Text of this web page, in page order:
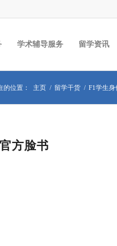
学术辅导服务 留学资讯
的位置： 主页 / 留学干货 / F1学生身
官方脸书